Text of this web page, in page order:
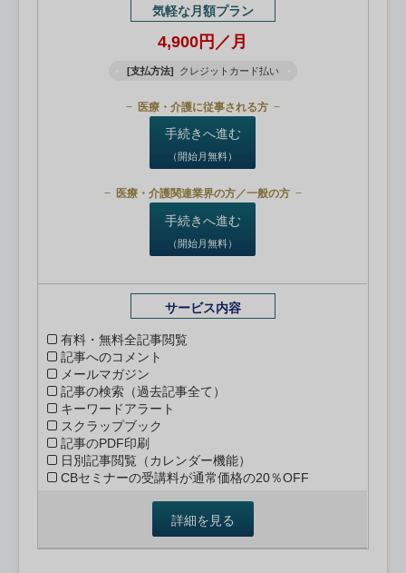
気軽な月額プラン
4,900円／月
[支払方法] クレジットカード払い
医療・介護に従事される方
手続きへ進む
（開始月無料）
医療・介護関連業界の方／一般の方
手続きへ進む
（開始月無料）
サービス内容
有料・無料全記事閲覧
記事へのコメント
メールマガジン
記事の検索（過去記事全て）
キーワードアラート
スクラップブック
記事のPDF印刷
日別記事閲覧（カレンダー機能）
CBセミナーの受講料が通常価格の20％OFF
詳細を見る